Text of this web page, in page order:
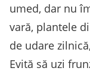
umed, dar nu
vară, plantele
de udare
Evită să uzi